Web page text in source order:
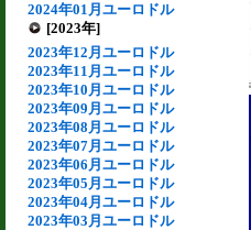
2024年01月ユーロドル
[2023年]
2023年12月ユーロドル
2023年11月ユーロドル
2023年10月ユーロドル
2023年09月ユーロドル
2023年08月ユーロドル
2023年07月ユーロドル
2023年06月ユーロドル
2023年05月ユーロドル
2023年04月ユーロドル
2023年03月ユーロドル